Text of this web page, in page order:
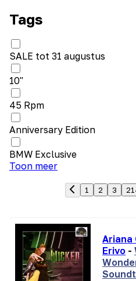
Tags
SALE tot 31 augustus
10"
45 Rpm
Anniversary Edition
BMW Exclusive
Toon meer
1 2 3
Ariana
Erivo -